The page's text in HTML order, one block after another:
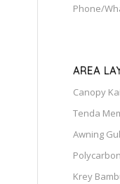
Phone/
AREA
Canopy
Tenda
Awning
Krey